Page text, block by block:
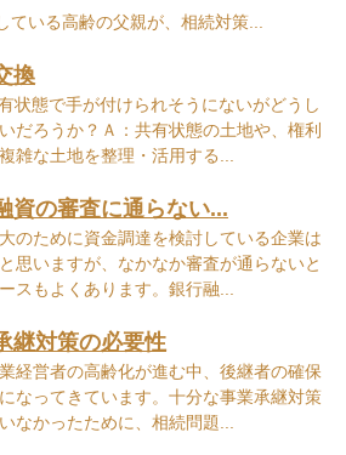
いる高齢の父親が、相続対策...
換
状態で手が付けられそうにないがどうし
だろうか？Ａ：共有状態の土地や、権利
雑な土地を整理・活用する...
資の審査に通らない...
のために資金調達を検討している企業は
思いますが、なかなか審査が通らないと
スもよくあります。銀行融...
継対策の必要性
経営者の高齢化が進む中、後継者の確保
なってきています。十分な事業承継対策
なかったために、相続問題...